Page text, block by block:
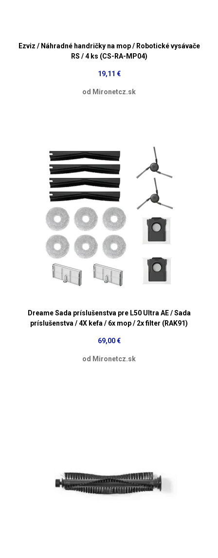
Ezviz / Náhradné handričky na mop / Robotické vysávače
RS / 4 ks (CS-RA-MP04)
19,11 €
od Mironetcz.sk
Dreame Sada príslušenstva pre L50 Ultra AE / Sada
príslušenstva / 4X kefa / 6x mop / 2x filter (RAK91)
69,00 €
od Mironetcz.sk